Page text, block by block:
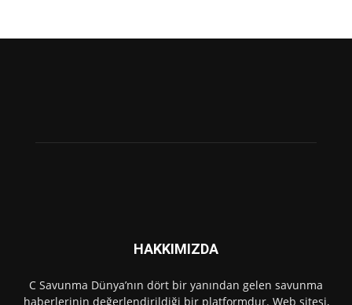
HAKKIMIZDA
C Savunma Dünya’nın dört bir yanından gelen savunma
haberlerinin değerlendirildiği bir platformdur. Web sitesi,